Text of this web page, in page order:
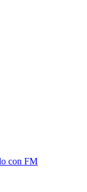
con FM